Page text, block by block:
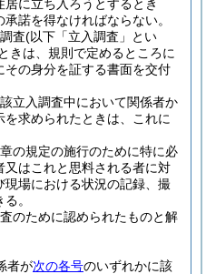
居に立ち入ろうとするとき
諾を得なければならない。
査(以下「立入調査」とい
きは、規則で定めるところに
その身分を証する書面を交付
立入調査中において関係者か
を求められたときは、これに
の規定の施行のために特に必
はこれと思料される者に対
現場における状況の記録、撮
。
のために認められたものと解
者が次の各号のいずれかに該